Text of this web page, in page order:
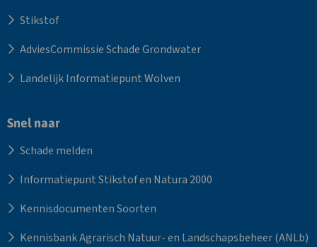
Stikstof
AdviesCommissie Schade Grondwater
Landelijk Informatiepunt Wolven
Snel naar
Schade melden
Informatiepunt Stikstof en Natura 2000
Kennisdocumenten Soorten
Kennisbank Agrarisch Natuur- en Landschapsbeheer (ANLb)